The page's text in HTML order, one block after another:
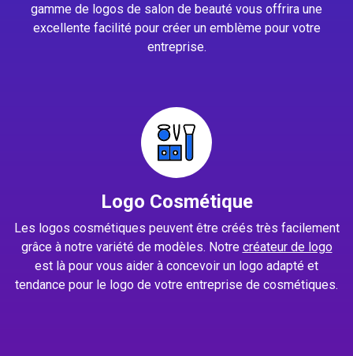
gamme de logos de salon de beauté vous offrira une
excellente facilité pour créer un emblème pour votre
entreprise.
Logo Cosmétique
Les logos cosmétiques peuvent être créés très facilement
grâce à notre variété de modèles. Notre créateur de logo
est là pour vous aider à concevoir un logo adapté et
tendance pour le logo de votre entreprise de cosmétiques.